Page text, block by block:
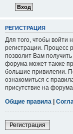
РЕГИСТРАЦИЯ
Для того, чтобы
регистрации. Процесс
позволит Вам
форума может также
большие привилегии.
ознакомиться с
присутствие на
Общие правила |
Регистрация